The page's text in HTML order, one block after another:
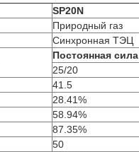
SP20N
Природный газ
Синхронная ТЭЦ
Постоянная сила
25/20
41.5
28.41%
58.94%
87.35%
50